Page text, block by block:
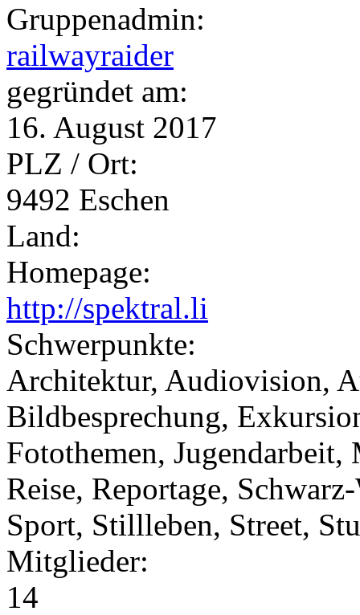
Gruppenadmin:
railwayraider
gegründet am:
16. August 2017
PLZ / Ort:
9492 Eschen
Land:
Homepage:
http://spektral.li
Schwerpunkte:
Architektur, Audiovision,
Bildbesprechung,
Fotothemen, Jugendarbeit,
Reise, Reportage,
Sport, Stillleben, Street,
Mitglieder:
14